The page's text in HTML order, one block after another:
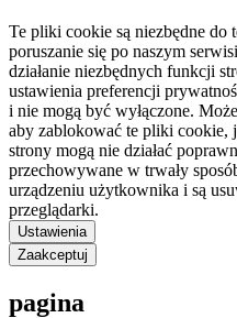
Te pliki cookie są niezbędne do
poruszanie się po naszym
działanie niezbędnych funkcji
ustawienia preferencji
i nie mogą być wyłączone.
aby zablokować te pliki cookie,
strony mogą nie działać
przechowywane w trwały
urządzeniu użytkownika i są
przeglądarki.
Ustawienia
Zaakceptuj
pagina